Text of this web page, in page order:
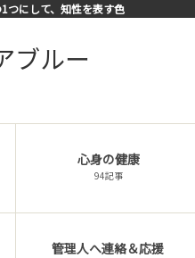
つにして、知性を表す色
ブルー
心身の健康
94記事
管理人へ連絡＆応援